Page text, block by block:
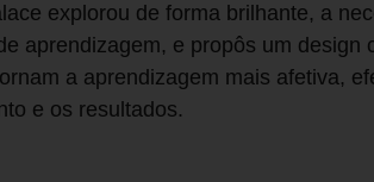
explorou de forma brilhante, a
aprendizagem, e propôs um design
a aprendizagem mais afetiva,
e os resultados.